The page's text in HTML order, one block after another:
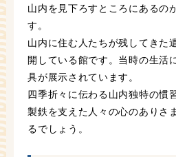
山内を見下ろすところにあるの
す。
山内に住む人たちが残してきた
開している館です。当時の生活
具が展示されています。
四季折々に伝わる山内独特の慣
製鉄を支えた人々の心のありさ
るでしょう。